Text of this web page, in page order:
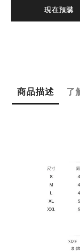
現在預購
商品描述 了